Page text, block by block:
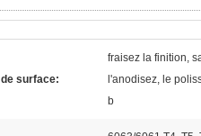
de surface:
fraisez la finition,
l'anodisez, le
b